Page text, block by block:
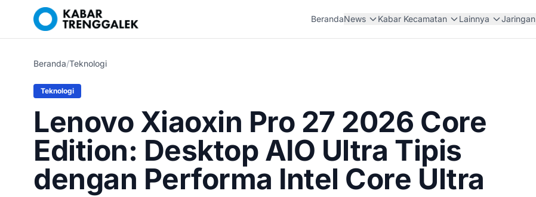
BerandaNews Kabar Kecamatan Lainnya Jaringan
Beranda/Teknologi
Teknologi
Lenovo Xiaoxin Pro 27 2026 Core
Edition: Desktop AIO Ultra Tipis
dengan Performa Intel Core Ultra